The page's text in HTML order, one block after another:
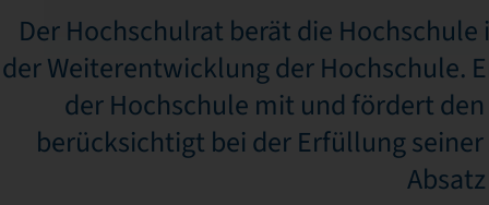
Der Hochschulrat berät die
der Weiterentwicklung der Hochschule.
der Hochschule mit und fördert
berücksichtigt bei der Erfüllung